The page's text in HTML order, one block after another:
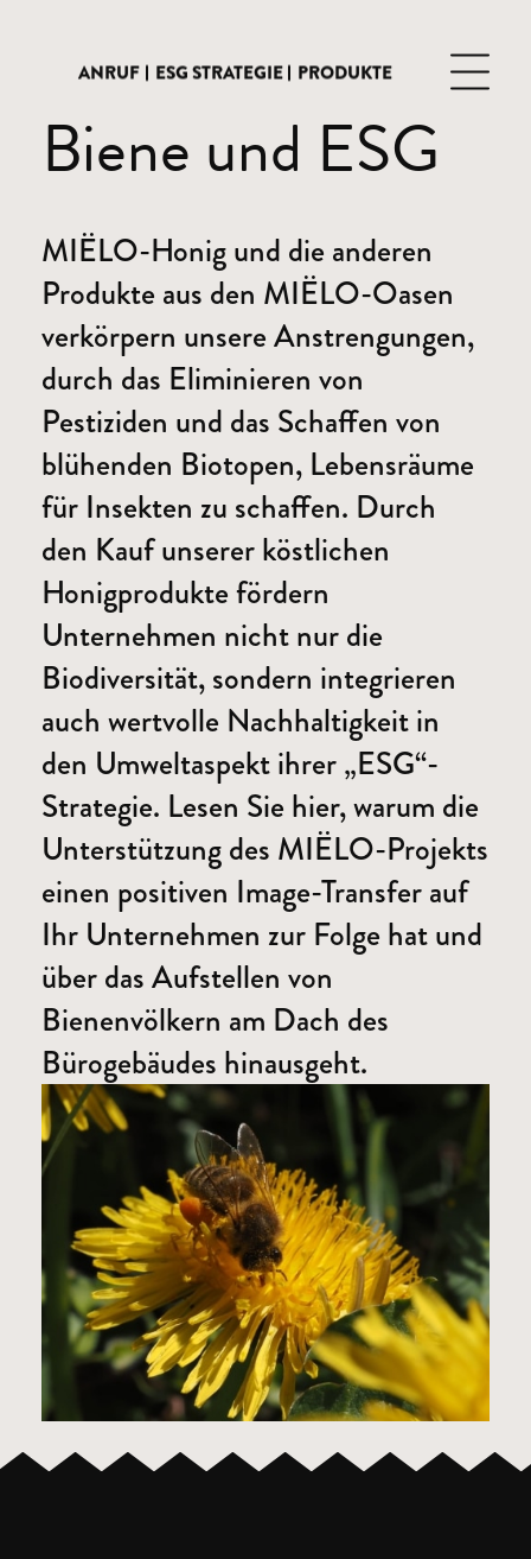
ANRUF ESG STRATEGIE PRODUKTE
Biene und ESG
MIËLO-Honig und die anderen
Produkte aus den MIËLO-Oasen
verkörpern unsere Anstrengungen,
durch das Eliminieren von
Pestiziden und das Schaffen von
blühenden Biotopen, Lebensräume
für Insekten zu schaffen. Durch
den Kauf unserer köstlichen
Honigprodukte fördern
Unternehmen nicht nur die
Biodiversität, sondern integrieren
auch wertvolle Nachhaltigkeit in
den Umweltaspekt ihrer „ESG“-
Strategie. Lesen Sie hier, warum die
Unterstützung des MIËLO-Projekts
einen positiven Image-Transfer auf
Ihr Unternehmen zur Folge hat und
über das Aufstellen von
Bienenvölkern am Dach des
Bürogebäudes hinausgeht.